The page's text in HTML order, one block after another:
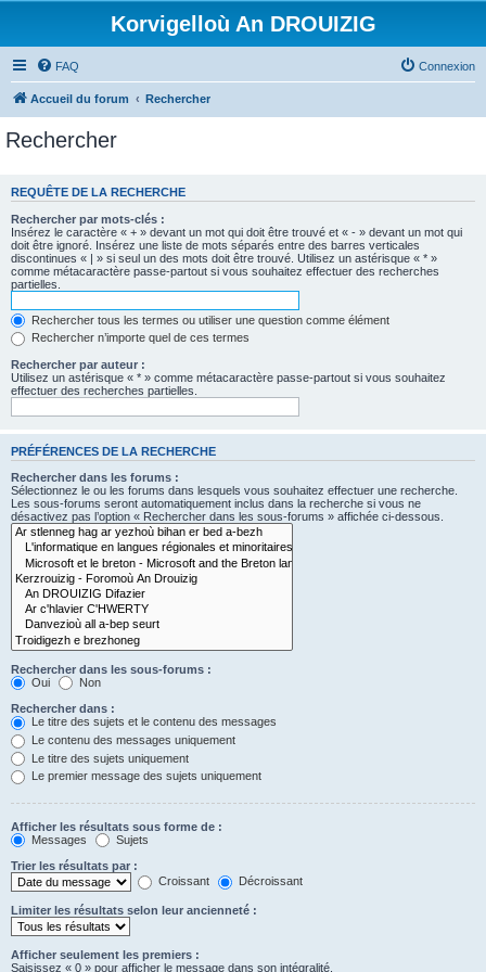
Korvigelloù An DROUIZIG
FAQ Connexion
Accueil du forum Rechercher
Rechercher
REQUÊTE DE LA RECHERCHE
Rechercher par mots-clés :
Insérez le caractère « + » devant un mot qui doit être trouvé et « - » devant un mot qui
doit être ignoré. Insérez une liste de mots séparés entre des barres verticales
discontinues « | » si seul un des mots doit être trouvé. Utilisez un astérisque « * »
comme métacaractère passe-partout si vous souhaitez effectuer des recherches
partielles.
Rechercher tous les termes ou utiliser une question comme élément
Rechercher n’importe quel de ces termes
Rechercher par auteur :
Utilisez un astérisque « * » comme métacaractère passe-partout si vous souhaitez
effectuer des recherches partielles.
PRÉFÉRENCES DE LA RECHERCHE
Rechercher dans les forums :
Sélectionnez le ou les forums dans lesquels vous souhaitez effectuer une recherche.
Les sous-forums seront automatiquement inclus dans la recherche si vous ne
désactivez pas l’option « Rechercher dans les sous-forums » affichée ci-dessous.
Rechercher dans les sous-forums :
Oui
Non
Rechercher dans :
Le titre des sujets et le contenu des messages
Le contenu des messages uniquement
Le titre des sujets uniquement
Le premier message des sujets uniquement
Afficher les résultats sous forme de :
Messages
Sujets
Trier les résultats par :
Croissant
Décroissant
Limiter les résultats selon leur ancienneté :
Afficher seulement les premiers :
Saisissez « 0 » pour afficher le message dans son intégralité.